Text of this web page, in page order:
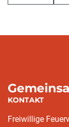
KONTAKT
Freiwillige